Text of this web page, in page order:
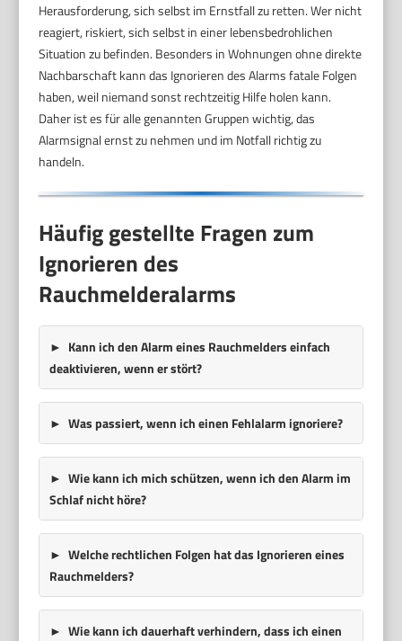
Herausforderung, sich selbst im Ernstfall zu retten. Wer nicht
reagiert, riskiert, sich selbst in einer lebensbedrohlichen
Situation zu befinden. Besonders in Wohnungen ohne direkte
Nachbarschaft kann das Ignorieren des Alarms fatale Folgen
haben, weil niemand sonst rechtzeitig Hilfe holen kann.
Daher ist es für alle genannten Gruppen wichtig, das
Alarmsignal ernst zu nehmen und im Notfall richtig zu
handeln.
Häufig gestellte Fragen zum
Ignorieren des
Rauchmelderalarms
Kann ich den Alarm eines Rauchmelders einfach
deaktivieren, wenn er stört?
Was passiert, wenn ich einen Fehlalarm ignoriere?
Wie kann ich mich schützen, wenn ich den Alarm im
Schlaf nicht höre?
Welche rechtlichen Folgen hat das Ignorieren eines
Rauchmelders?
Wie kann ich dauerhaft verhindern, dass ich einen